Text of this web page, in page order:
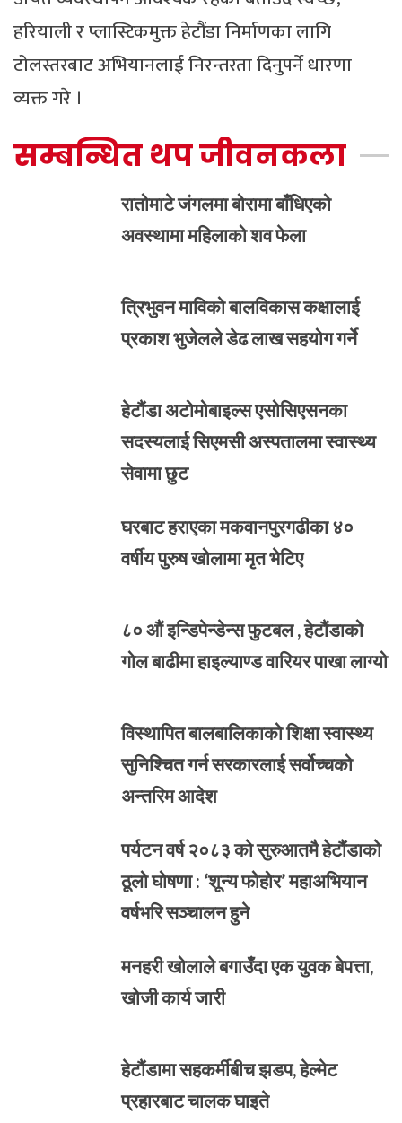
हरियाली र प्लास्टिकमुक्त हेटौंडा निर्माणका लागि
टोलस्तरबाट अभियानलाई निरन्तरता दिनुपर्ने धारणा
व्यक्त गरे ।
सम्बन्धित थप जीवनकला
रातोमाटे जंगलमा बोरामा बाँधिएको
अवस्थामा महिलाको शव फेला
त्रिभुवन माविको बालविकास कक्षालाई
प्रकाश भुजेलले डेढ लाख सहयोग गर्ने
हेटौंडा अटोमोबाइल्स एसोसिएसनका
सदस्यलाई सिएमसी अस्पतालमा स्वास्थ्य
सेवामा छुट
घरबाट हराएका मकवानपुरगढीका ४०
वर्षीय पुरुष खोलामा मृत भेटिए
८० औं इन्डिपेन्डेन्स फुटबल , हेटौंडाको
गोल बाढीमा हाइल्याण्ड वारियर पाखा लाग्यो
विस्थापित बालबालिकाको शिक्षा स्वास्थ्य
सुनिश्चित गर्न सरकारलाई सर्वोच्चको
अन्तरिम आदेश
पर्यटन वर्ष २०८३ को सुरुआतमै हेटौंडाको
ठूलो घोषणा : ‘शून्य फोहोर’ महाअभियान
वर्षभरि सञ्चालन हुने
मनहरी खोलाले बगाउँदा एक युवक बेपत्ता,
खोजी कार्य जारी
हेटौंडामा सहकर्मीबीच झडप, हेल्मेट
प्रहारबाट चालक घाइते